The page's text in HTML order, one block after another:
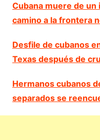
Cubana muere de
camino a la frontera
Desfile de cubanos
Texas después de
Hermanos cubanos
separados se